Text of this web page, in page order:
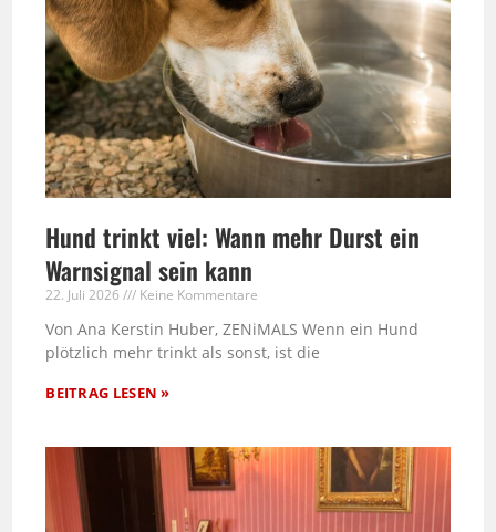
Hund trinkt viel: Wann mehr Durst ein
Warnsignal sein kann
22. Juli 2026 Keine Kommentare
Von Ana Kerstin Huber, ZENiMALS Wenn ein Hund
plötzlich mehr trinkt als sonst, ist die
BEITRAG LESEN »